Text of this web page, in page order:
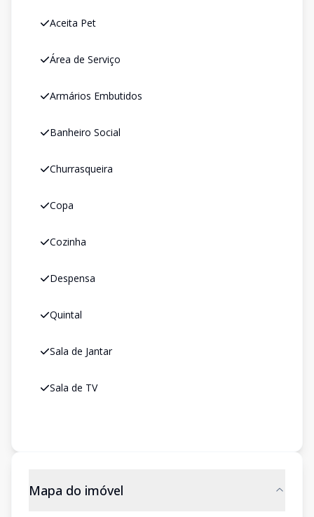
Aceita Pet
Área de Serviço
Armários Embutidos
Banheiro Social
Churrasqueira
Copa
Cozinha
Despensa
Quintal
Sala de Jantar
Sala de TV
Mapa do imóvel